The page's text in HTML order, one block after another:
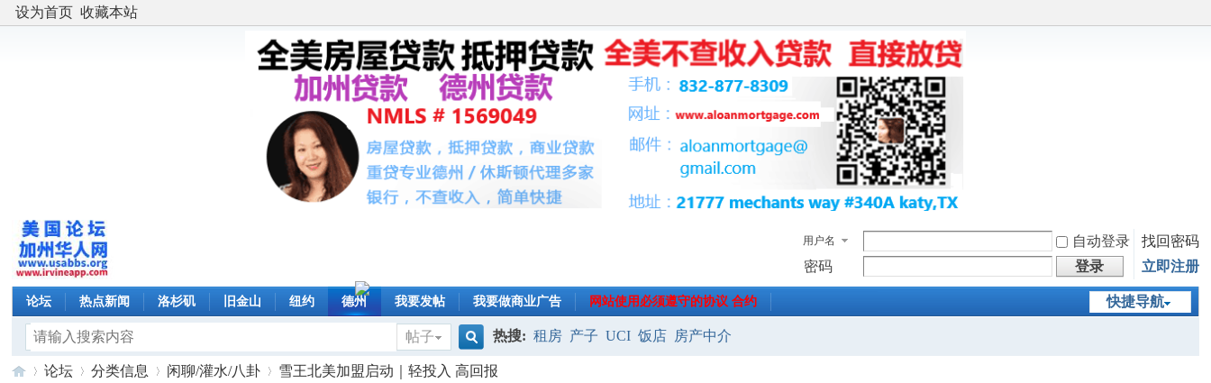
设为首页 收藏本站
用户名 自动登录
找回密码
密码
登录 立即注册
快捷导航
论坛 热点新闻 洛杉矶 旧金山 纽约 德州 我要发帖 我要做商业广告 网站使用必须遵守的协议 合约
帖子
搜
热搜: 租房 产子 UCI 饭店 房产中介
论坛 分类信息 闲聊/灌水/八卦 雪王北美加盟启动｜轻投入 高回报